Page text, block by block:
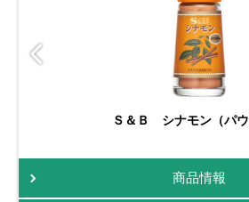
Ｓ＆Ｂ シナモン（パウ
商品情報